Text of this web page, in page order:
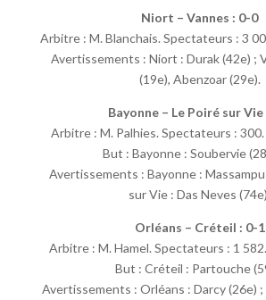
Niort – Vannes : 0-0
Arbitre : M. Blanchais. Spectateurs : 3
Avertissements : Niort : Durak (42e) ;
(19e), Abenzoar (29e).
Bayonne – Le Poiré sur Vie
Arbitre : M. Palhies. Spectateurs :
But : Bayonne : Soubervie
Avertissements : Bayonne :
sur Vie : Das Neves
Orléans – Créteil : 0-1
Arbitre : M. Hamel. Spectateurs : 1
But : Créteil : Partouche
Avertissements : Orléans : Darcy (26e)